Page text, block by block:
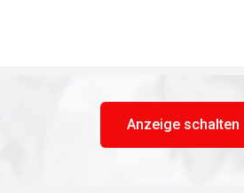
Anzeige schalten